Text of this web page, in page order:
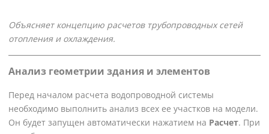
Объясняет концепцию расчетов трубопроводных сетей
отопления и охлаждения.
Анализ геометрии здания и элементов
Перед началом расчета водопроводной системы
необходимо выполнить анализ всех ее участков на модели.
Он будет запущен автоматически нажатием на Расчет. При